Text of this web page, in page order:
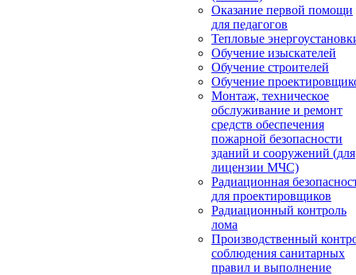
Оказание первой помощи
для педагогов
Тепловые
Обучение изыскателей
Обучение строителей
Обучение
Монтаж, техническое
обслуживание и ремонт
средств обеспечения
пожарной безопасности
зданий и сооружений (для
лицензии МЧС)
Радиационная
для проектировщиков
Радиационный контроль
лома
Производственный
соблюдения санитарных
правил и выполнение